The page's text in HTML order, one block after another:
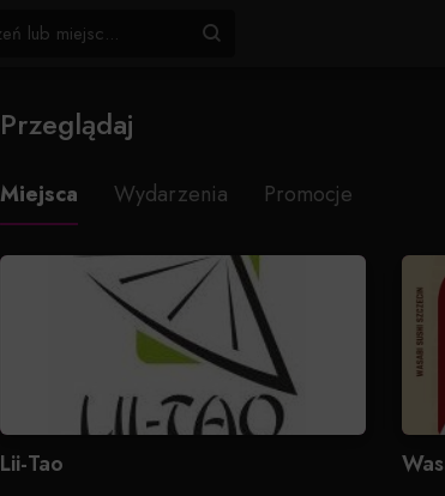
Przeglądaj
Miejsca Wydarzenia Promocje
Lii-Tao